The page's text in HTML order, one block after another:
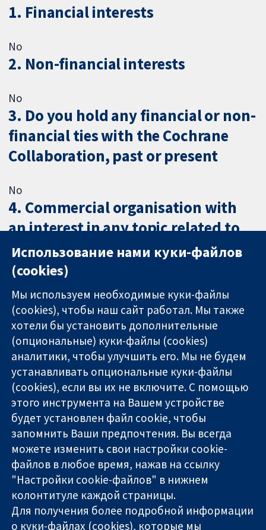
1. Financial interests
No
2. Non-financial interests
No
3. Do you hold any financial or non-
financial ties with the Cochrane
Collaboration, past or present
No
4. Commercial organisation with
an interest in any topic related to
health care or medical research
No
Надёжные
доказательства
Информированные
решения
Во благо
здоровья
11-13 Cavendish
Square
London
W1G 0AN
United Kingdom
Связаться с
нами
Новости
Пресс-
служба
О нас
Работа
Cochrane
Library
The Cochrane Collaboration is a charity (no. 1045921) and a
company limited by guarantee (no. 03044323) registered in
Использование нами куки-файлов
(cookies)
Мы используем необходимые куки-файлы
(cookies), чтобы наш сайт работал. Мы также
хотели бы установить дополнительные
(опциональные) куки-файлы (cookies)
аналитики, чтобы улучшить его. Мы не будем
устанавливать опциональные куки-файлы
(cookies), если вы их не включите. С помощью
этого инструмента на Вашем устройстве
будет установлен файл cookie, чтобы
запомнить Ваши предпочтения. Вы всегда
можете изменить свои настройки cookie-
файлов в любое время, нажав на ссылку
"Настройки cookie-файлов" в нижнем
колонтитуле каждой страницы.
Для получения более подробной информации
о куки-файлах (cookies), которые мы